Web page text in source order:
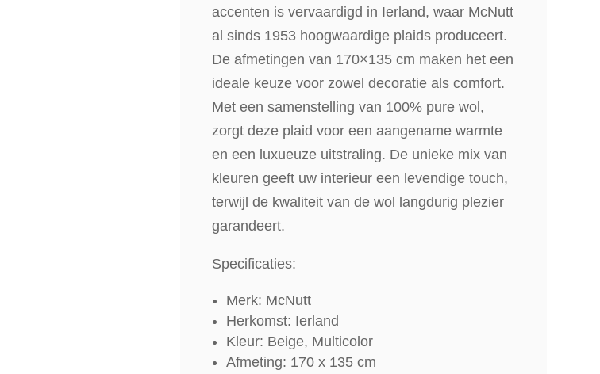
accenten is vervaardigd in Ierland, waar McNutt
al sinds 1953 hoogwaardige plaids produceert.
De afmetingen van 170×135 cm maken het een
ideale keuze voor zowel decoratie als comfort.
Met een samenstelling van 100% pure wol,
zorgt deze plaid voor een aangename warmte
en een luxueuze uitstraling. De unieke mix van
kleuren geeft uw interieur een levendige touch,
terwijl de kwaliteit van de wol langdurig plezier
garandeert.
Specificaties:
Merk: McNutt
Herkomst: Ierland
Kleur: Beige, Multicolor
Afmeting: 170 x 135 cm